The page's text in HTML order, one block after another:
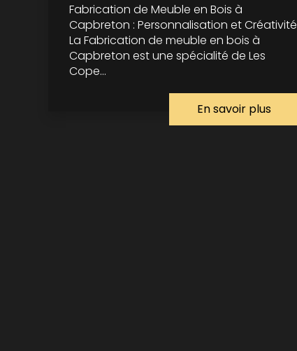
Fabrication de Meuble en Bois à
Capbreton : Personnalisation et Créativité
La Fabrication de meuble en bois à
Capbreton est une spécialité de Les
Cope...
En savoir plus